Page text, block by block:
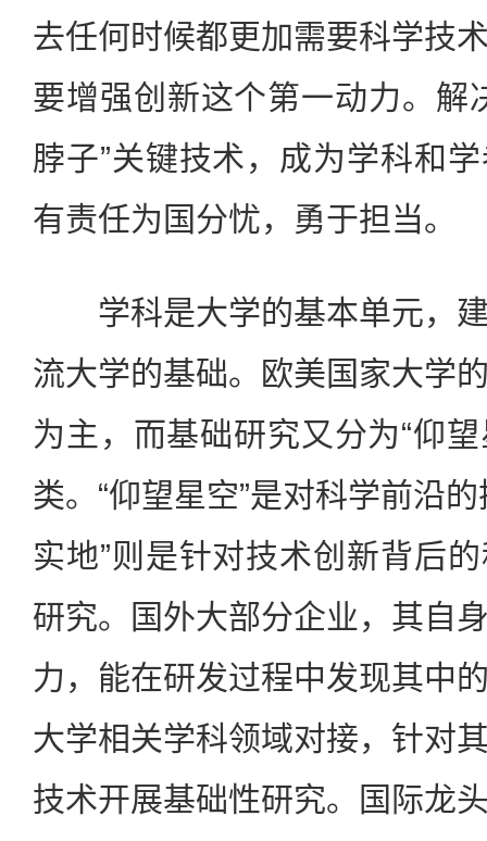
去任何时候都更加需要科学技
要增强创新这个第一动力。解
脖子”关键技术，成为学科和
有责任为国分忧，勇于担当。
学科是大学的基本单元，建
流大学的基础。欧美国家大学
为主，而基础研究又分为“仰望
类。“仰望星空”是对科学前沿
实地”则是针对技术创新背后
研究。国外大部分企业，其自
力，能在研发过程中发现其中
大学相关学科领域对接，针对
技术开展基础性研究。国际龙